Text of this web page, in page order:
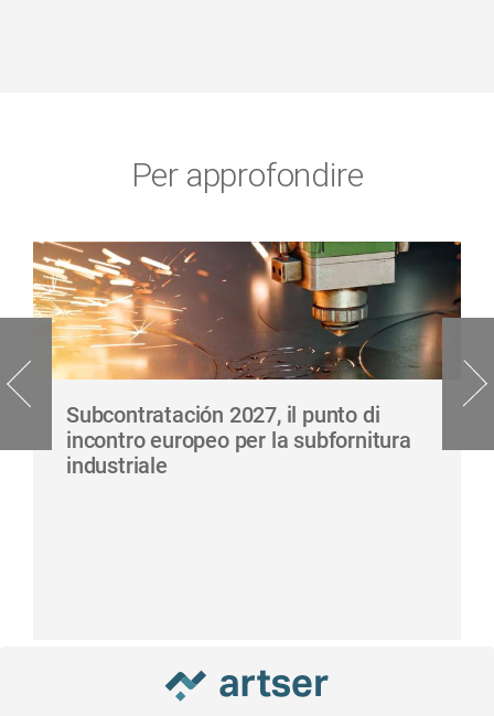
Per approfondire
Subcontratación 2027, il punto di
incontro europeo per la subfornitura
industriale